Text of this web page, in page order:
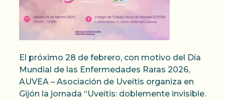
El próximo 28 de febrero, con motivo del Día
Mundial de las Enfermedades Raras 2026,
AUVEA – Asociación de Uveítis organiza en
Gijón la jornada “Uveítis: doblemente invisible.